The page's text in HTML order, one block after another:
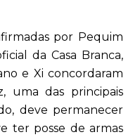
por Pequim
da Casa Branca,
e Xi concordaram
uma das principais
deve permanecer
ter posse de armas